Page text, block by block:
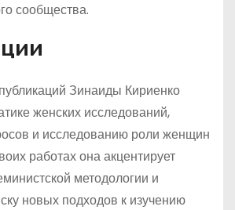
сообщества.
Зинаиды Кириенко
женских исследований,
и исследованию роли женщин
работах она акцентирует
методологии и
новых подходов к изучению